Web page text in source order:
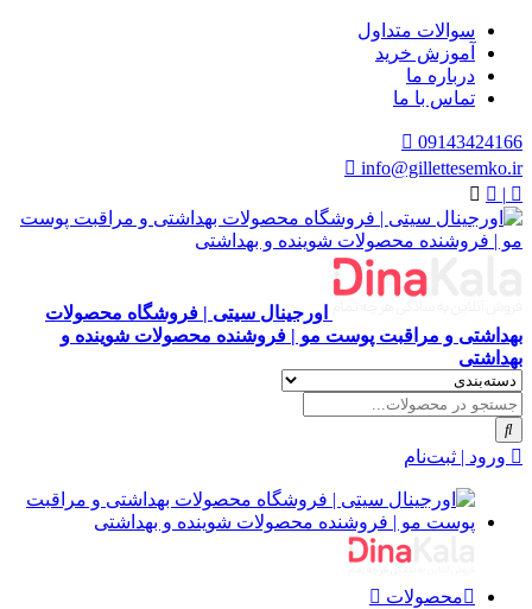
سوالات متداول
آموزش خرید
درباره ما
تماس با ما
09143424166
info@gillettesemko.ir
|
اورجینال سیتی | فروشگاه محصولات
بهداشتی و مراقبت پوست مو | فروشنده محصولات شوینده و
بهداشتی
ورود | ثبت‌نام
محصولات